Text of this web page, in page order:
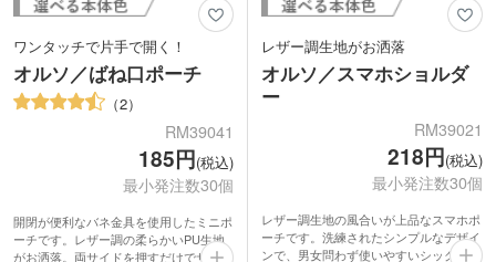
ワンタッチで片手で開く！
オルソ／ばね口ポーチ
2
RM39041
185円(税込)
最小発注数30個
開閉が便利なバネ金具を使用したミニポ
ーチです。レザー調の柔らかいPU生地
がお洒落。両サイドを押すだけでサッと
レザー調生地がお洒落
オルソ／スマホショルダ
ー
RM39021
218円(税込)
最小発注数30個
レザー調生地の風合いが上品なスマホポ
ーチです。洗練されたシンプルなデザイ
ンで、男女問わず使いやすいシックなカ